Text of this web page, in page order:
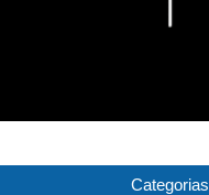
Categorias